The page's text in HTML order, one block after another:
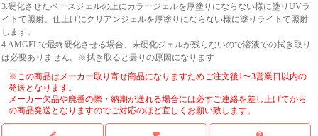
3.硬化させたベースジェルの上にカラージェルを厚塗りにならない様に塗りUVラ
イトで照射、仕上げにクリアンジェルを厚塗りにならない様に塗りライトで照射
します。
4.AMGELで最終硬化させる場合、未硬化ジェルが残らないので溶液での拭き取り
は必要ありません。※拭き取ると曇りの原因になります
※この商品はメーカー取り寄せ商品になりますためご注文後1〜3営業日以内の
発送となります。
メーカー欠品や廃番の際・納期が送れる場合には必ずご連絡を差し上げてから
の商品発送となりますのでご対応のほど宜しくお願い致します。